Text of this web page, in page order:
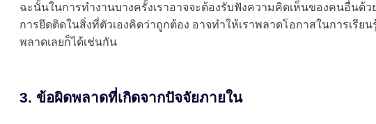
ฉะนั้นในการทำงานบางครั้งเราอาจจะต้องรับฟังความคิดเห็นของคนอื่นด้ว
การยึดติดในสิ่งที่ตัวเองคิดว่าถูกต้อง อาจทำให้เราพลาดโอกาสในการเรีย
พลาดเลยก็ได้เช่นกัน
3. ข้อผิดพลาดที่เกิดจากปัจจัยภายใน